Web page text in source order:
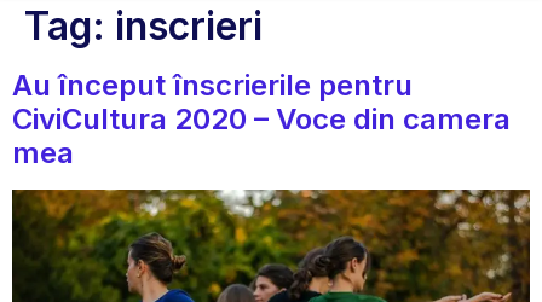
Tag: inscrieri
Au început înscrierile pentru
CiviCultura 2020 – Voce din camera
mea